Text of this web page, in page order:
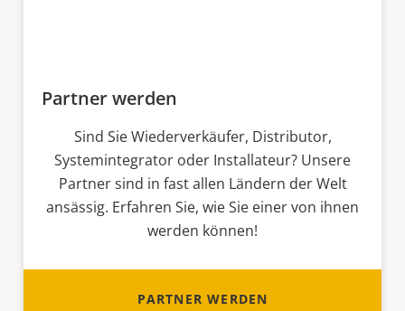
Partner werden
Sind Sie Wiederverkäufer, Distributor,
Systemintegrator oder Installateur? Unsere
Partner sind in fast allen Ländern der Welt
ansässig. Erfahren Sie, wie Sie einer von ihnen
werden können!
PARTNER WERDEN